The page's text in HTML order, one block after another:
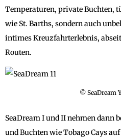
Temperaturen, private Buchten,
wie St. Barths, sondern auch
intimes Kreuzfahrterlebnis,
Routen.
© SeaDream
SeaDream I und II nehmen dann
und Buchten wie Tobago Cays